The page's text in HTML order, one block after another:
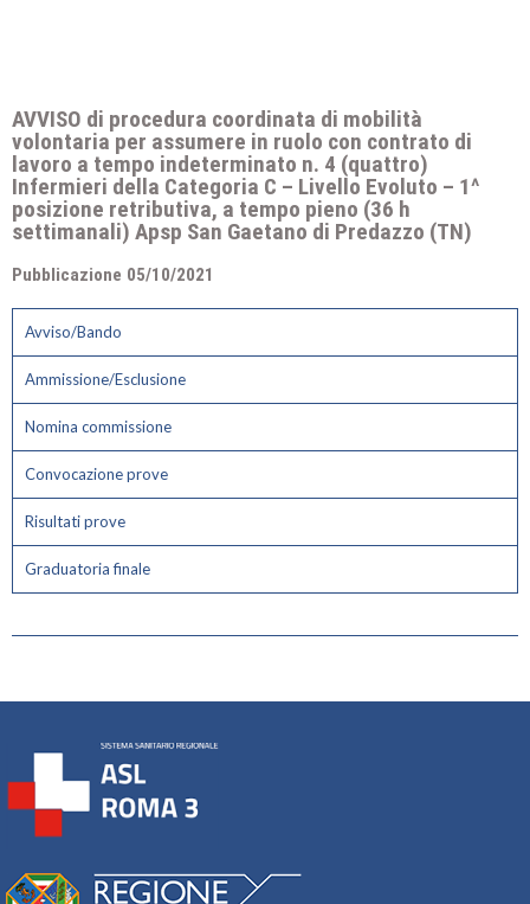
AVVISO di procedura coordinata di mobilità
volontaria per assumere in ruolo con contrato di
lavoro a tempo indeterminato n. 4 (quattro)
Infermieri della Categoria C – Livello Evoluto – 1^
posizione retributiva, a tempo pieno (36 h
settimanali) Apsp San Gaetano di Predazzo (TN)
Pubblicazione 05/10/2021
Avviso/Bando
Ammissione/Esclusione
Nomina commissione
Convocazione prove
Risultati prove
Graduatoria finale